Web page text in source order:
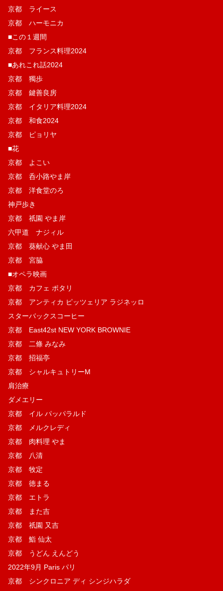
京都 ライース
京都 ハーモニカ
■この１週間
京都 フランス料理2024
■あれこれ話2024
京都 獨歩
京都 鍵善良房
京都 イタリア料理2024
京都 和食2024
京都 ピョリヤ
■花
京都 よこい
京都 呑小路やま岸
京都 洋食堂のろ
神戸歩き
京都 祇園 やま岸
六甲道 ナジィル
京都 葵献心 やま田
京都 宮脇
■オペラ映画
京都 カフェ ポタリ
京都 アンティカ ピッツェリア ラジネッロ
スターバックスコーヒー
京都 East42st NEW YORK BROWNIE
京都 二條 みなみ
京都 招福亭
京都 シャルキュトリーM
肩治療
ダメエリー
京都 イル パッパラルド
京都 メルクレディ
京都 肉料理 やま
京都 八清
京都 牧定
京都 徳まる
京都 エトラ
京都 また吉
京都 祇園 又吉
京都 鮨 仙太
京都 うどん えんどう
2022年9月 Paris パリ
京都 シンクロニア ディ シンジハラダ